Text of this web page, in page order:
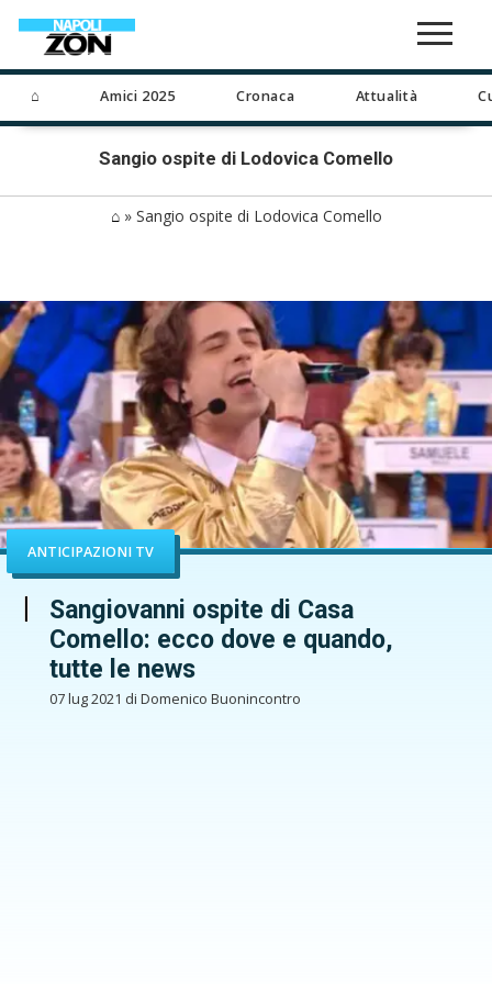
⌂ Amici 2025 Cronaca Attualità
Sangio ospite di Lodovica Comello
⌂» Sangio ospite di Lodovica Comello
ANTICIPAZIONI TV
Sangiovanni ospite di Casa
Comello: ecco dove e quando,
tutte le news
07 lug 2021 di Domenico Buonincontro